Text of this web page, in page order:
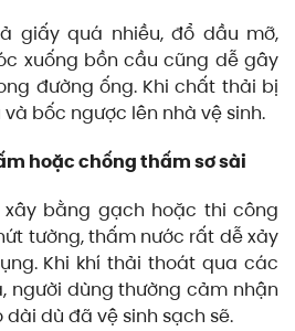
giấy quá nhiều, đổ dầu mỡ,
xuống bồn cầu cũng dễ gây
đường ống. Khi chất thải bị
bốc ngược lên nhà vệ sinh.
hoặc chống thấm sơ sài
bằng gạch hoặc thi công
tường, thấm nước rất dễ xảy
Khi khí thải thoát qua các
người dùng thường cảm nhận
dù đã vệ sinh sạch sẽ.